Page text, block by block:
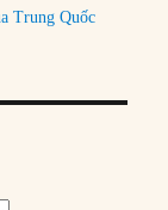
Trung Quốc